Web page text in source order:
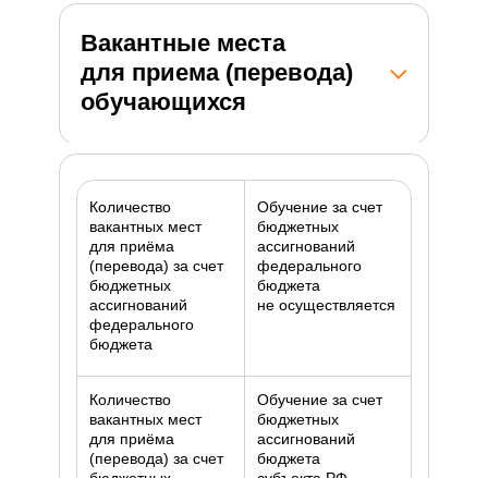
Вакантные места
для приема (перевода)
обучающихся
Количество
вакантных мест
для приёма
(перевода) за счет
бюджетных
ассигнований
федерального
бюджета
Обучение за счет
бюджетных
ассигнований
федерального
бюджета
не осуществляется
Количество
вакантных мест
для приёма
(перевода) за счет
Обучение за счет
бюджетных
ассигнований
бюджета